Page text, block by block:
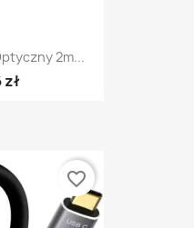
2m...
favorite_border